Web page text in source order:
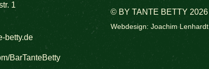
1
betty.de
BarTanteBetty
© BY TANTE BETTY 2026
Webdesign: Joachim Lenhardt